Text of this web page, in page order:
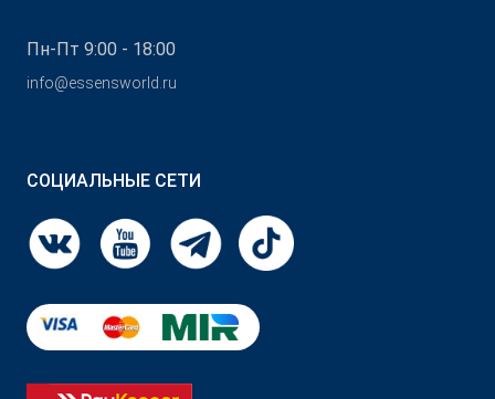
Пн-Пт 9:00 - 18:00
info@essensworld.ru
СОЦИАЛЬНЫЕ СЕТИ